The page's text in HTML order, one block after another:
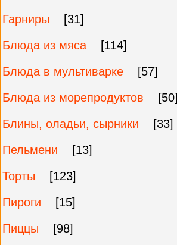
Гарниры
[31]
Блюда из мяса
[114]
Блюда в мультиварке
[57]
Блюда из морепродуктов
[50]
Блины, оладьи, сырники
[33]
Пельмени
[13]
Торты
[123]
Пироги
[15]
Пиццы
[98]